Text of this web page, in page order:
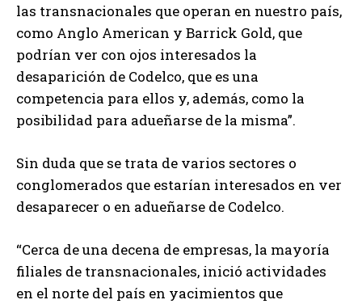
las transnacionales que operan en nuestro país,
como Anglo American y Barrick Gold, que
podrían ver con ojos interesados la
desaparición de Codelco, que es una
competencia para ellos y, además, como la
posibilidad para adueñarse de la misma”.
Sin duda que se trata de varios sectores o
conglomerados que estarían interesados en ver
desaparecer o en adueñarse de Codelco.
“Cerca de una decena de empresas, la mayoría
filiales de transnacionales, inició actividades
en el norte del país en yacimientos que